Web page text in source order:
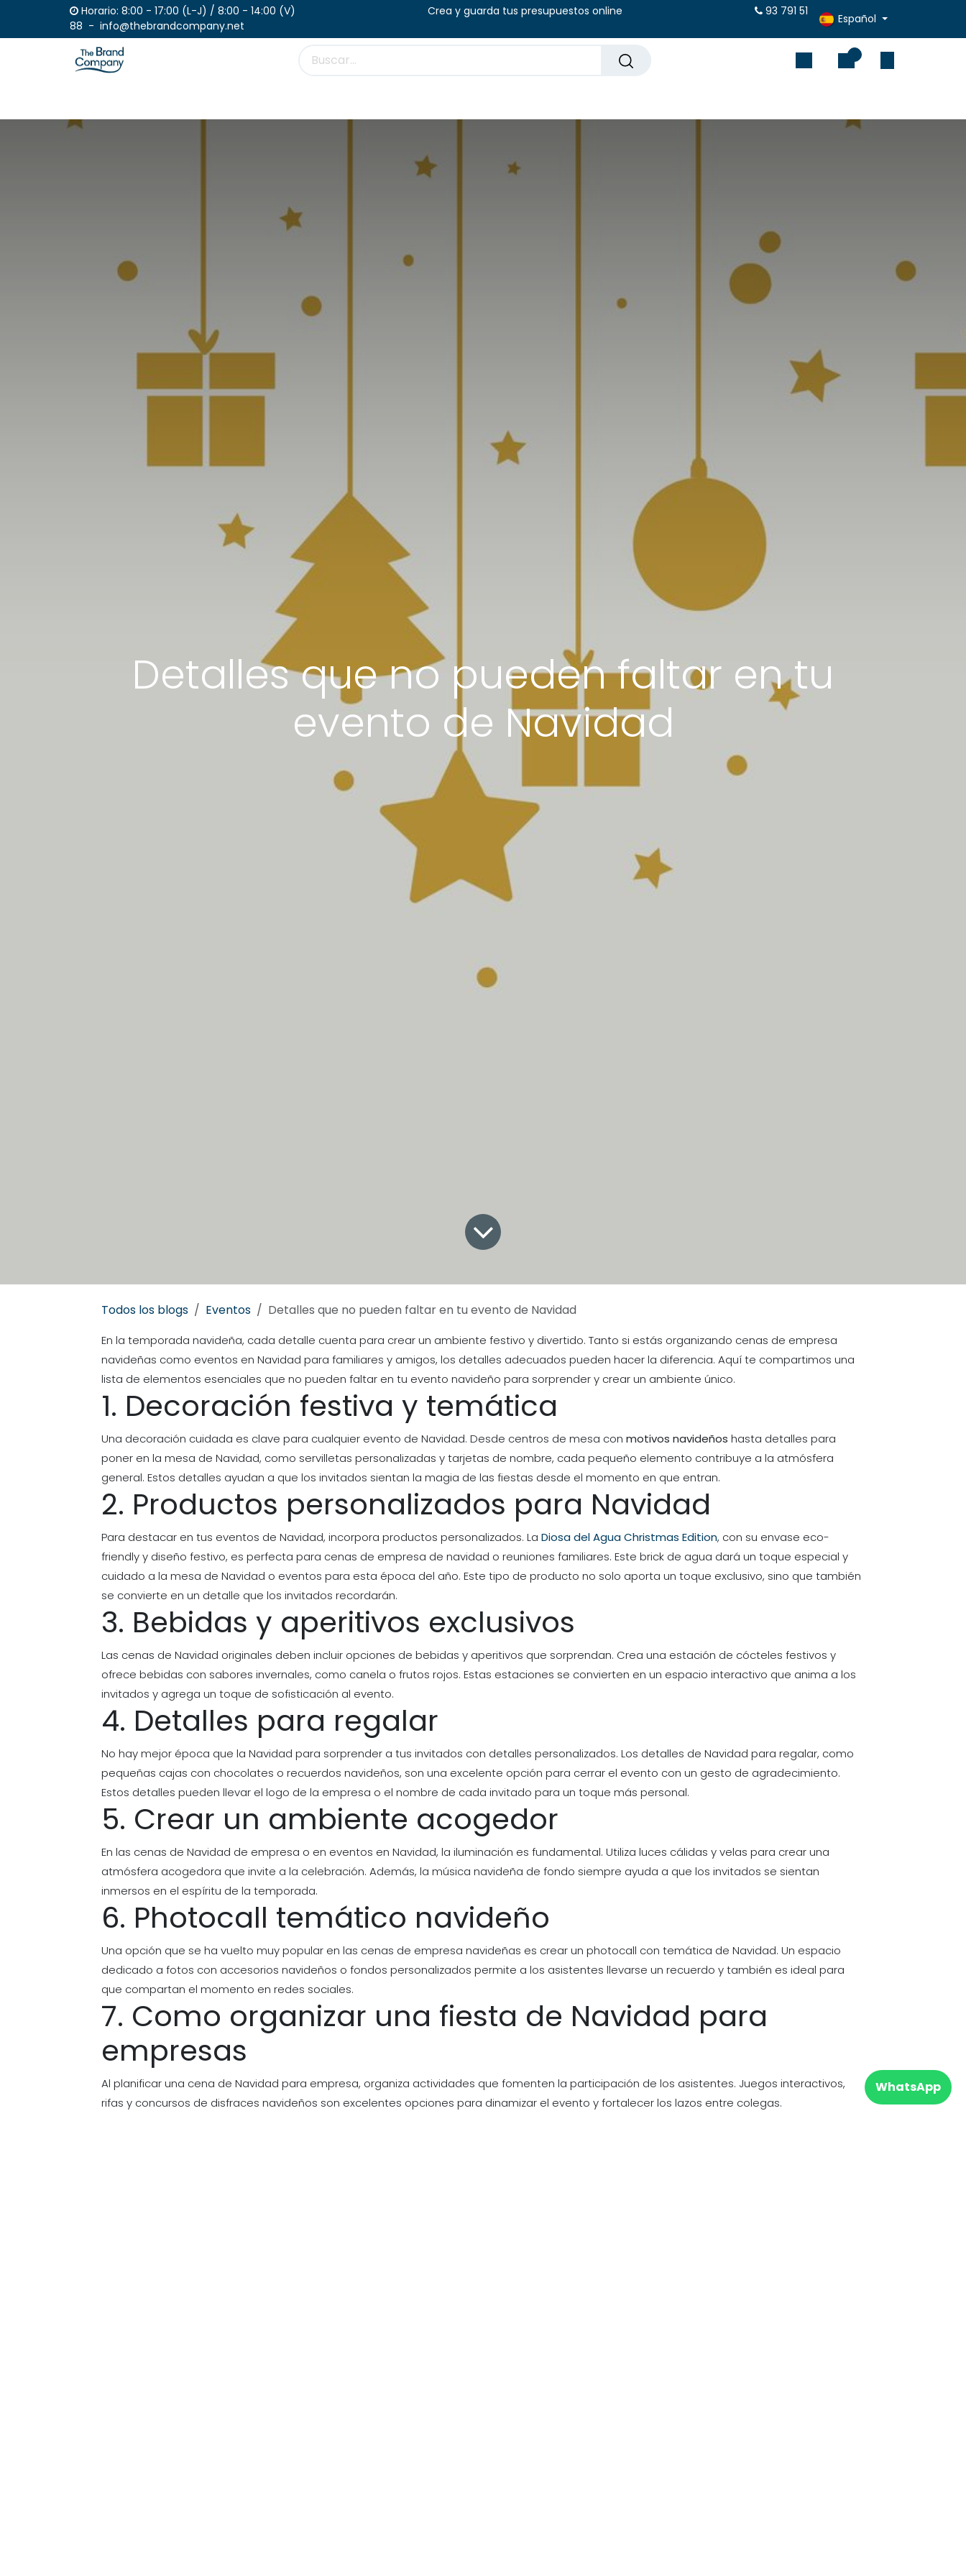
Ir al contenidoHorario: 8:00 - 17:00 (L-J) / 8:00 - 14:00 (V) Crea y guarda tus presupuestos online
93 791 51
88 - info@thebrandcompany.net
Español
Detalles que no pueden faltar en tu
evento de Navidad
Todos los blogs Eventos Detalles que no pueden faltar en tu evento de Navidad
En la temporada navideña, cada detalle cuenta para crear un ambiente festivo y divertido. Tanto si estás organizando cenas de empresa
navideñas como eventos en Navidad para familiares y amigos, los detalles adecuados pueden hacer la diferencia. Aquí te compartimos una
lista de elementos esenciales que no pueden faltar en tu evento navideño para sorprender y crear un ambiente único.
1. Decoración festiva y temática
Una decoración cuidada es clave para cualquier evento de Navidad. Desde centros de mesa conmotivos navideños hasta detalles para
poner en la mesa de Navidad, como servilletas personalizadas y tarjetas de nombre, cada pequeño elemento contribuye a la atmósfera
general. Estos detalles ayudan a que los invitados sientan la magia de las fiestas desde el momento en que entran.
2. Productos personalizados para Navidad
Para destacar en tus eventos de Navidad, incorpora productos personalizados. LaDiosa del Agua Christmas Edition, con su envase eco-
friendly y diseño festivo, es perfecta para cenas de empresa de navidad o reuniones familiares. Este brick de agua dará un toque especial y
cuidado a la mesa de Navidad o eventos para esta época del año. Este tipo de producto no solo aporta un toque exclusivo, sino que también
se convierte en un detalle que los invitados recordarán.
3. Bebidas y aperitivos exclusivos
Las cenas de Navidad originales deben incluir opciones de bebidas y aperitivos que sorprendan. Crea una estación de cócteles festivos y
ofrece bebidas con sabores invernales, como canela o frutos rojos. Estas estaciones se convierten en un espacio interactivo que anima a los
invitados y agrega un toque de sofisticación al evento.
4. Detalles para regalar
No hay mejor época que la Navidad para sorprender a tus invitados con detalles personalizados. Los detalles de Navidad para regalar, como
pequeñas cajas con chocolates o recuerdos navideños, son una excelente opción para cerrar el evento con un gesto de agradecimiento.
Estos detalles pueden llevar el logo de la empresa o el nombre de cada invitado para un toque más personal.
5. Crear un ambiente acogedor
En las cenas de Navidad de empresa o en eventos en Navidad, la iluminación es fundamental. Utiliza luces cálidas y velas para crear una
atmósfera acogedora que invite a la celebración. Además, la música navideña de fondo siempre ayuda a que los invitados se sientan
inmersos en el espíritu de la temporada.
6. Photocall temáti​co navideño
Una opción que se ha vuelto muy popular en las cenas de empresa navideñas es crear un photocall con temática de Navidad. Un espacio
dedicado a fotos con accesorios navideños o fondos personalizados permite a los asistentes llevarse un recuerdo y también es ideal para
que compartan el momento en redes sociales.
7. Como organizar una fiesta de Navidad para
empresas
Al planificar una cena de Navidad para empresa, organiza actividades que fomenten la participación de los asistentes. Juegos interactivos,
rifas y concursos de disfraces navideños son excelentes opciones para dinamizar el evento y fortalecer los lazos entre colegas.
WhatsApp